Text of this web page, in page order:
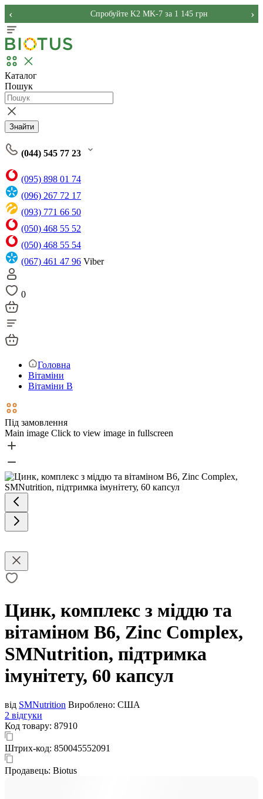
Спробуйте K2 MK-7 за 1 145 грн
‹ ›
Каталог
Пошук
Знайти
(044) 545 77 23
(095) 898 01 74
(096) 267 72 17
(093) 771 66 50
(050) 468 55 52
(050) 468 55 54
(067) 461 47 96 Viber
0
Головна
Вітаміни
Вітаміни В
Під замовлення
Main image Click to view image in fullscreen
Цинк, комплекс з міддю та
вітаміном В6, Zinc Complex,
SMNutrition, підтримка
імунітету, 60 капсул
від SMNutrition Вироблено: США
2 відгуки
Код товару: 87910
Штрих-код: 850045552091
Продавець: Biotus